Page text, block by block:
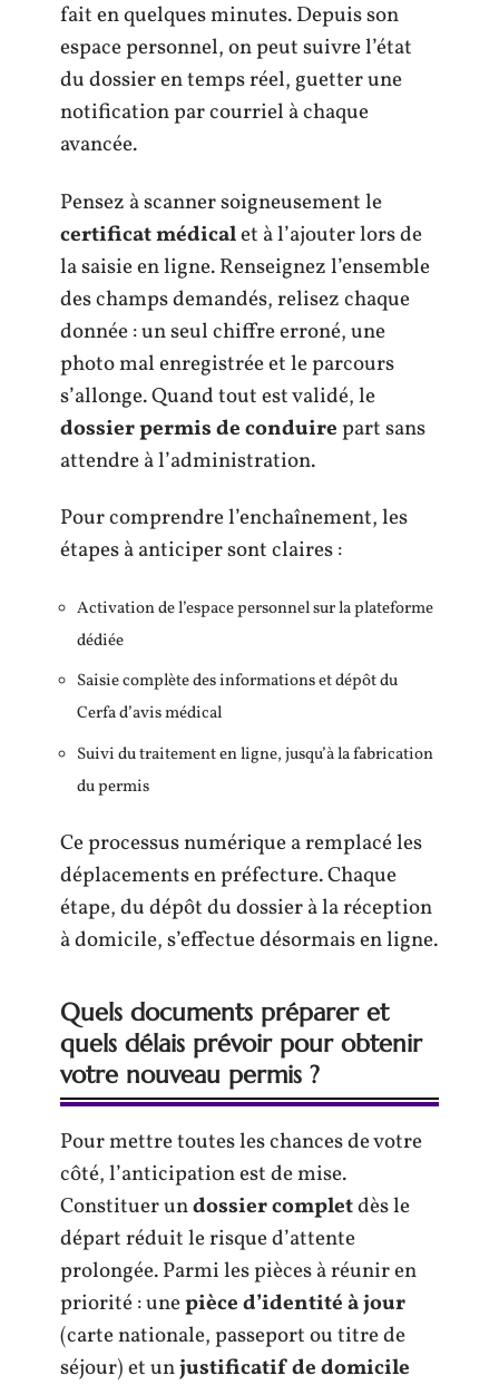
fait en quelques minutes. Depuis son
espace personnel, on peut suivre l’état
du dossier en temps réel, guetter une
notification par courriel à chaque
avancée.
Pensez à scanner soigneusement le
certificat médicalet à l’ajouter lors de
la saisie en ligne. Renseignez l’ensemble
des champs demandés, relisez chaque
donnée : un seul chiffre erroné, une
photo mal enregistrée et le parcours
s’allonge. Quand tout est validé, le
dossier permis de conduirepart sans
attendre à l’administration.
Pour comprendre l’enchaînement, les
étapes à anticiper sont claires :
Activation de l’espace personnel sur la plateforme
dédiée
Saisie complète des informations et dépôt du
Cerfa d’avis médical
Suivi du traitement en ligne, jusqu’à la fabrication
du permis
Ce processus numérique a remplacé les
déplacements en préfecture. Chaque
étape, du dépôt du dossier à la réception
à domicile, s’effectue désormais en ligne.
Quels documents préparer et
quels délais prévoir pour obtenir
votre nouveau permis ?
Pour mettre toutes les chances de votre
côté, l’anticipation est de mise.
Constituer undossier completdès le
départ réduit le risque d’attente
prolongée. Parmi les pièces à réunir en
priorité : unepièce d’identité à jour
(carte nationale, passeport ou titre de
séjour) et unjustificatif de domicile